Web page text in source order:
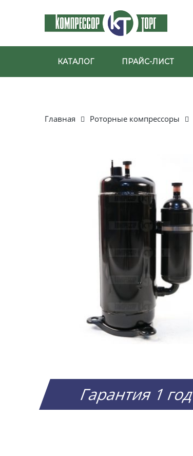
КАТАЛОГ ПРАЙС-ЛИСТ
Главная Роторные компрессоры
Гарантия 1 год